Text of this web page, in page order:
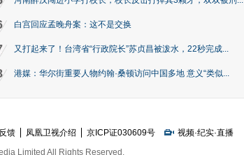
白宫回应孟晚舟案：这不是交换
又打起来了！台湾省“行政院长”苏贞昌被泼水，22秒完成...
港媒：华尔街重要人物约翰·桑顿访问中国多地 意义“类似...
馈 凤凰卫视介绍 京ICP证030609号 视频·纪实·直播
Limited All Rights Reserved.